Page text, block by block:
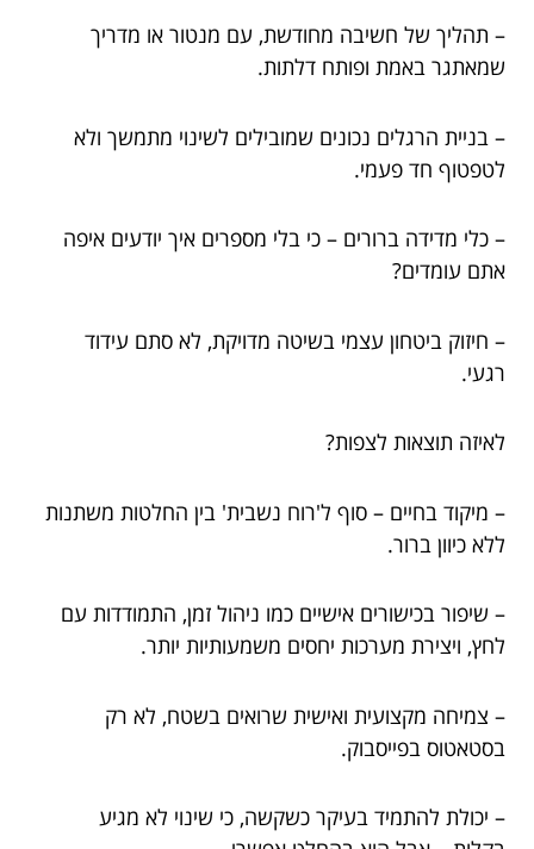
– תהליך של חשיבה מחודשת, עם מנטור או מדריך
שמאתגר באמת ופותח דלתות.
– בניית הרגלים נכונים שמובילים לשינוי מתמשך ולא
לטפטוף חד פעמי.
– כלי מדידה ברורים – כי בלי מספרים איך יודעים איפה
אתם עומדים?
– חיזוק ביטחון עצמי בשיטה מדויקת, לא סתם עידוד
רגעי.
לאיזה תוצאות לצפות?
– מיקוד בחיים – סוף ל'רוח נשבית' בין החלטות משתנות
ללא כיוון ברור.
– שיפור בכישורים אישיים כמו ניהול זמן, התמודדות עם
לחץ, ויצירת מערכות יחסים משמעותיות יותר.
– צמיחה מקצועית ואישית שרואים בשטח, לא רק
בסטאטוס בפייסבוק.
– יכולת להתמיד בעיקר כשקשה, כי שינוי לא מגיע